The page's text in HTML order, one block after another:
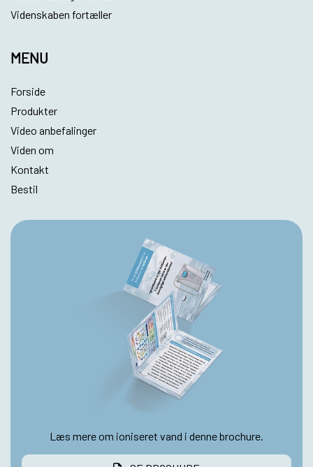
Videnskaben fortæller
MENU
Forside
Produkter
Video anbefalinger
Viden om
Kontakt
Bestil
Læs mere om ioniseret vand i denne brochure.